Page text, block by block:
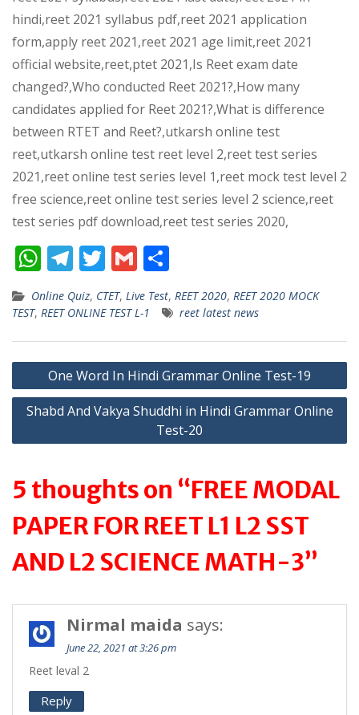
hindi,reet 2021 syllabus pdf,reet 2021 application
form,apply reet 2021,reet 2021 age limit,reet 2021
official website,reet,ptet 2021,Is Reet exam date
changed?,Who conducted Reet 2021?,How many
candidates applied for Reet 2021?,What is difference
between RTET and Reet?,utkarsh online test
reet,utkarsh online test reet level 2,reet test series
2021,reet online test series level 1,reet mock test level 2
free science,reet online test series level 2 science,reet
test series pdf download,reet test series 2020,
W
h
at
s
A
p
p
T
el
e
gr
a
m
T
w
itt
er
G
m
ai
l
h
ar
e
Online Quiz, CTET, Live Test, REET 2020, REET 2020 MOCK
TEST, REET ONLINE TEST L-1 reet latest news
Post
navigation
One Word In Hindi Grammar Online Test-19
Shabd And Vakya Shuddhi in Hindi Grammar Online
Test-20
5 thoughts on “FREE MODAL
PAPER FOR REET L1 L2 SST
AND L2 SCIENCE MATH-3”
Nirmal maida says:
June 22, 2021 at 3:26 pm
Reet leval 2
Reply